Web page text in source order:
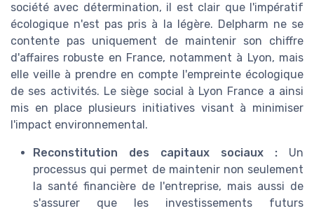
société avec détermination, il est clair que l'impératif
écologique n'est pas pris à la légère. Delpharm ne se
contente pas uniquement de maintenir son chiffre
d'affaires robuste en France, notamment à Lyon, mais
elle veille à prendre en compte l'empreinte écologique
de ses activités. Le siège social à Lyon France a ainsi
mis en place plusieurs initiatives visant à minimiser
l'impact environnemental.
Reconstitution des capitaux sociaux : Un
processus qui permet de maintenir non seulement
la santé financière de l'entreprise, mais aussi de
s'assurer que les investissements futurs